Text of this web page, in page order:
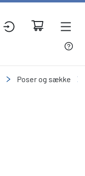
Poser og sække